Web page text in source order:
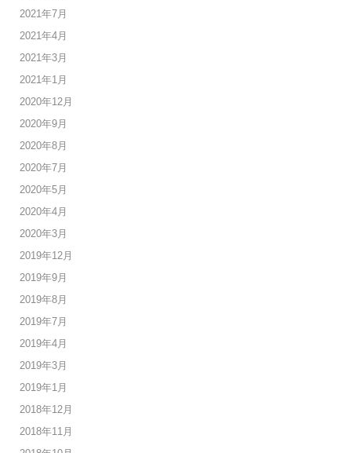
2021年7月
2021年4月
2021年3月
2021年1月
2020年12月
2020年9月
2020年8月
2020年7月
2020年5月
2020年4月
2020年3月
2019年12月
2019年9月
2019年8月
2019年7月
2019年4月
2019年3月
2019年1月
2018年12月
2018年11月